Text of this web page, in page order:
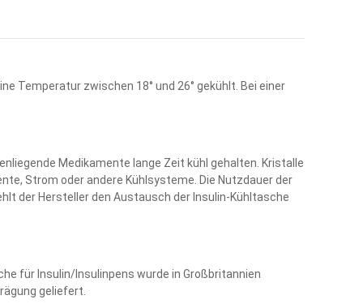
Temperatur zwischen 18° und 26° gekühlt. Bei einer
Medikamente lange Zeit kühl gehalten. Kristalle
Strom oder andere Kühlsysteme. Die Nutzdauer der
der Hersteller den Austausch der Insulin-Kühltasche
für Insulin/Insulinpens wurde in Großbritannien
geliefert.